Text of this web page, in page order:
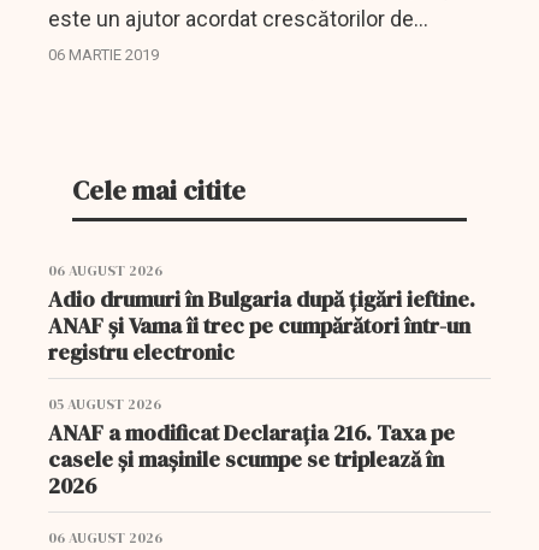
este un ajutor acordat crescătorilor de
animale cu scopul de a-i determina să
06 MARTIE 2019
Cele mai citite
06 AUGUST 2026
Adio drumuri în Bulgaria după țigări ieftine.
ANAF și Vama îi trec pe cumpărători într-un
registru electronic
05 AUGUST 2026
ANAF a modificat Declarația 216. Taxa pe
casele și mașinile scumpe se triplează în
2026
06 AUGUST 2026